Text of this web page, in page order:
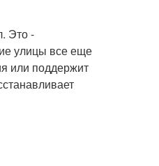
Это -
улицы все еще
или поддержит